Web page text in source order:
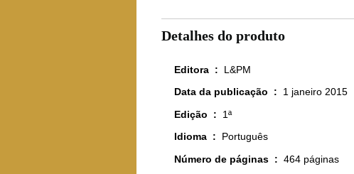
Detalhes do produto
Editora ‏ : ‎ L&PM
Data da publicação ‏ : ‎ 1 janeiro 2015
Edição ‏ : ‎ 1ª
Idioma ‏ : ‎ Português
Número de páginas ‏ : ‎ 464 páginas